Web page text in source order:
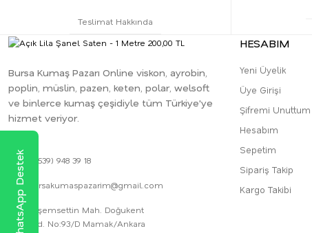
Teslimat Hakkında
Bursa Kumaş Pazarı Online viskon, ayrobin,
poplin, müslin, pazen, keten, polar, welsoft
ve binlerce kumaş çeşidiyle tüm Türkiye'ye
hizmet veriyor.
0 (539) 948 39 18
bursakumaspazarim@gmail.com
Akşemsettin Mah. Doğukent
Cad. No:93/D Mamak/Ankara
HESABIM
Yeni Üyelik
Üye Girişi
Şifremi Unuttum
Hesabım
Sepetim
Sipariş Takip
Kargo Takibi
WhatsApp Destek